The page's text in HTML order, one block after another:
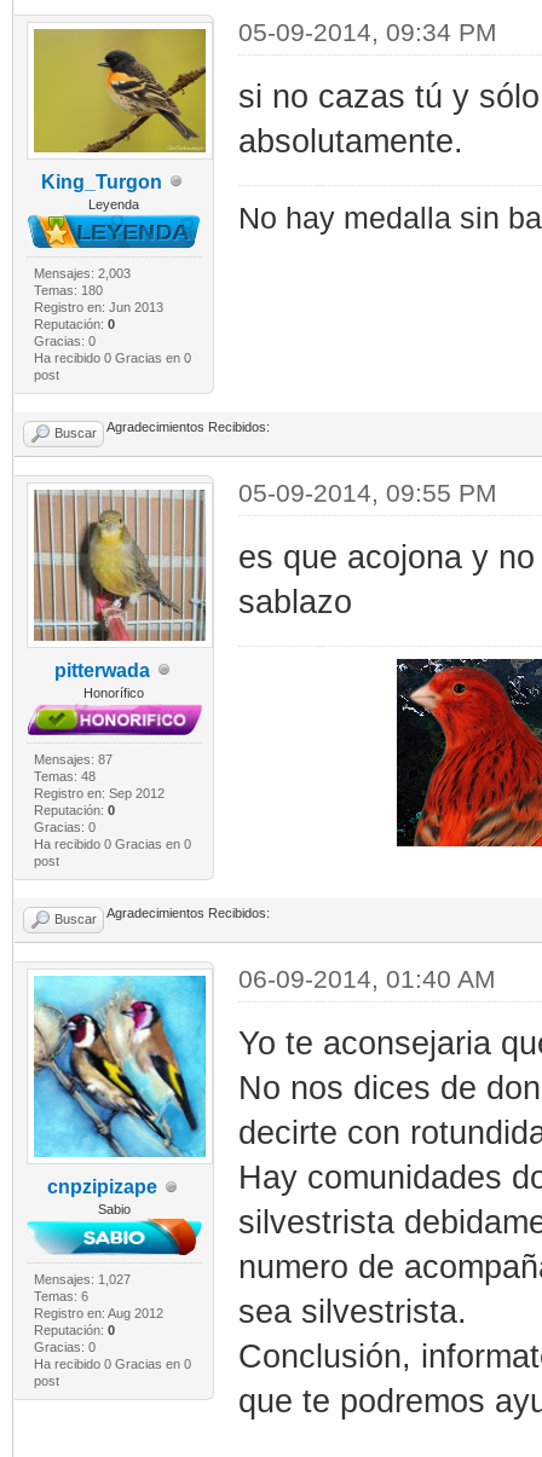
King_Turgon
Leyenda
Mensajes: 2,003
Temas: 180
Registro en: Jun 2013
Reputación: 0
Gracias: 0
Ha recibido 0 Gracias en 0
post
05-09-2014, 09:34 PM
si no cazas tú y
absolutamente.
No hay medalla sin
Buscar Agradecimientos Recibidos:
pitterwada
Honorífico
Mensajes: 87
Temas: 48
Registro en: Sep 2012
Reputación: 0
Gracias: 0
Ha recibido 0 Gracias en 0
post
05-09-2014, 09:55 PM
es que acojona y
sablazo
Buscar Agradecimientos Recibidos:
cnpzipizape
Sabio
Mensajes: 1,027
Temas: 6
Registro en: Aug 2012
Reputación: 0
Gracias: 0
Ha recibido 0 Gracias en 0
post
06-09-2014, 01:40 AM
Yo te aconsejaria
No nos dices de
decirte con
Hay comunidades
silvestrista
numero de
sea silvestrista.
Conclusión,
que te podremos